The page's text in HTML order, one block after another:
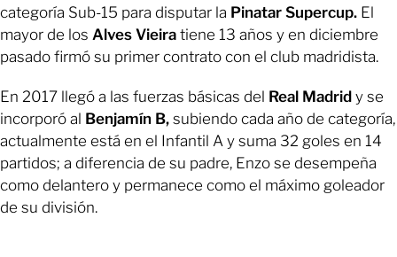
categoría Sub-15 para disputar la Pinatar Supercup. El
mayor de los Alves Vieira tiene 13 años y en diciembre
pasado firmó su primer contrato con el club madridista.
En 2017 llegó a las fuerzas básicas del Real Madrid y se
incorporó al Benjamín B, subiendo cada año de categoría,
actualmente está en el Infantil A y suma 32 goles en 14
partidos; a diferencia de su padre, Enzo se desempeña
como delantero y permanece como el máximo goleador
de su división.